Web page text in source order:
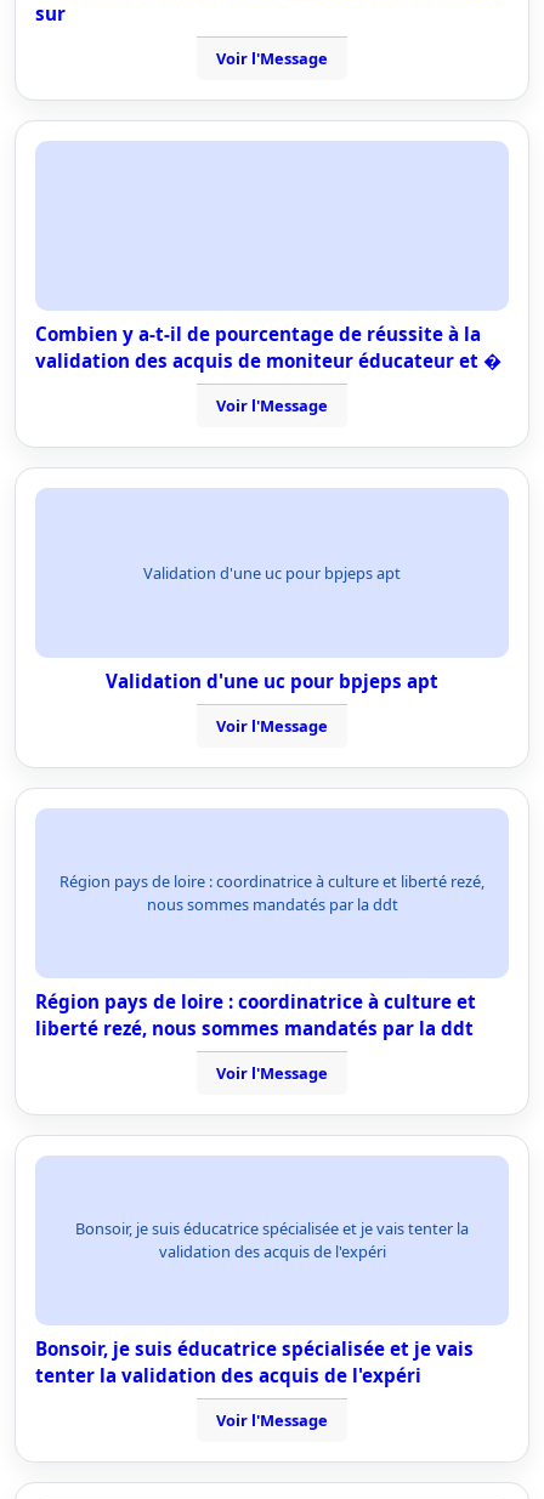
sur
Voir l'Message
Combien y a-t-il de pourcentage de réussite à la
validation des acquis de moniteur éducateur et �
Voir l'Message
Validation d'une uc pour bpjeps apt
Validation d'une uc pour bpjeps apt
Voir l'Message
Région pays de loire : coordinatrice à culture et liberté rezé,
nous sommes mandatés par la ddt
Région pays de loire : coordinatrice à culture et
liberté rezé, nous sommes mandatés par la ddt
Voir l'Message
Bonsoir, je suis éducatrice spécialisée et je vais tenter la
validation des acquis de l'expéri
Bonsoir, je suis éducatrice spécialisée et je vais
tenter la validation des acquis de l'expéri
Voir l'Message